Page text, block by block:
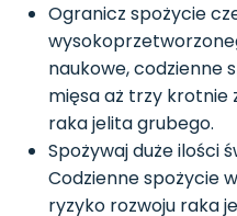
Ogranicz spożycie
naukowe, codzienne
mięsa aż trzy krotnie
raka jelita grubego.
Spożywaj duże ilości
Codzienne spożycie
ryzyko rozwoju raka